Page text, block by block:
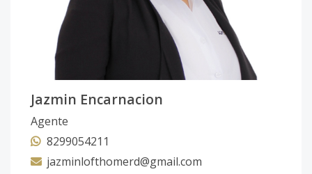
Jazmin Encarnacion
Agente
8299054211
jazminlofthomerd@gmail.com